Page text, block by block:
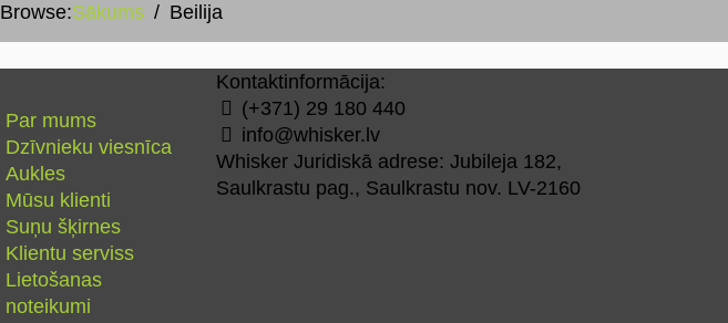
Browse:Sākums
Beilija
Par mums
Dzīvnieku viesnīca
Aukles
Mūsu klienti
Suņu šķirnes
Klientu serviss
Lietošanas
noteikumi
Kontaktinformācija:
(+371) 29 180 440
info@whisker.lv
Whisker Juridiskā adrese: Jubileja 182,
Saulkrastu pag., Saulkrastu nov. LV-2160